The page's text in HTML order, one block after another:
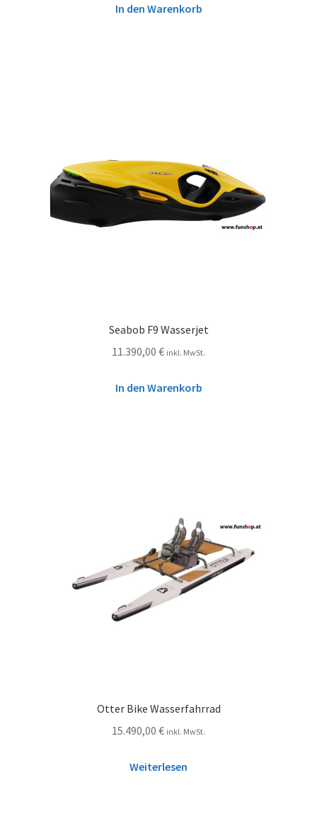
In den Warenkorb
Seabob F9 Wasserjet
11.390,00 € inkl. MwSt.
In den Warenkorb
Otter Bike Wasserfahrrad
15.490,00 € inkl. MwSt.
Weiterlesen